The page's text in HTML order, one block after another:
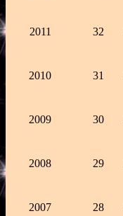
2011 32
2010 31
2009 30
2008 29
2007 28